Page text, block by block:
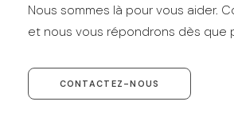
Nous sommes là pour vous aider.
et nous vous répondrons dès que
CONTACTEZ-NOUS